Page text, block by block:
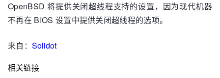
OpenBSD 将提供关闭超线程支持的设置，因为现代机器
不再在 BIOS 设置中提供关闭超线程的选项。
来自： Solidot
相关链接